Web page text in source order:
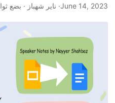
June 14, 2023· ناير شهباز · بضع ثوان